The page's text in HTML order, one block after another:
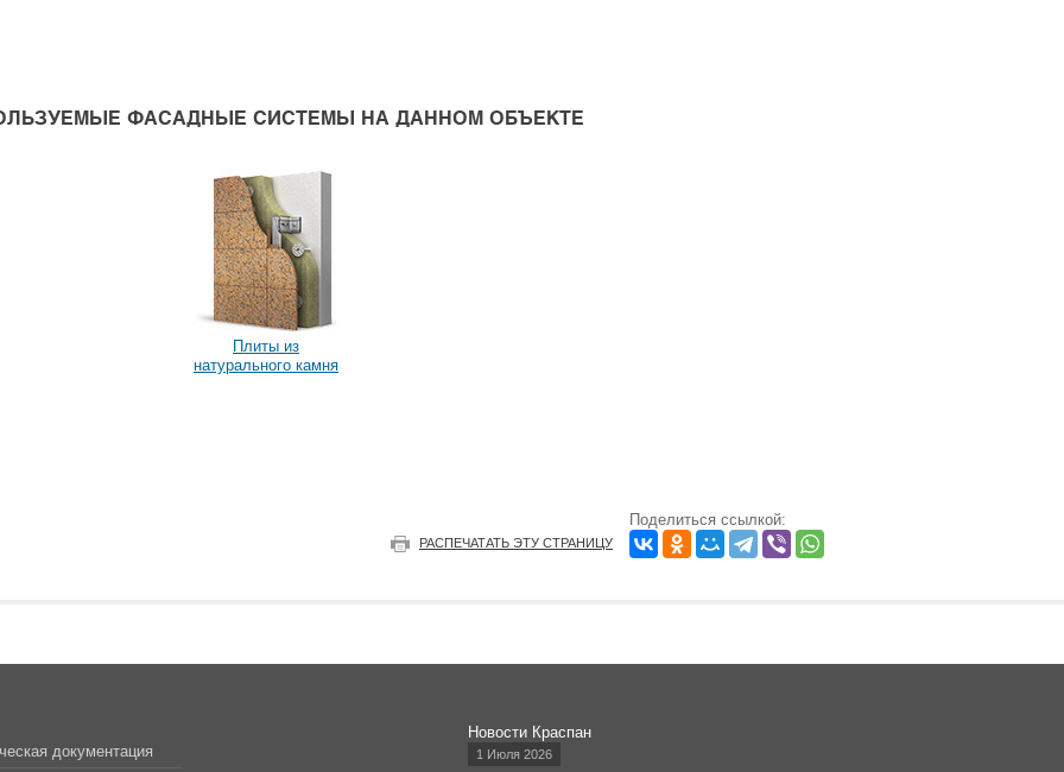
ФАСАДНЫЕ СИСТЕМЫ НА ДАННОМ ОБЪЕКТЕ
Плиты из
натурального камня
РАСПЕЧАТАТЬ ЭТУ СТРАНИЦУ
Поделиться ссылкой:
документация
Новости Краспан
1 Июля 2026